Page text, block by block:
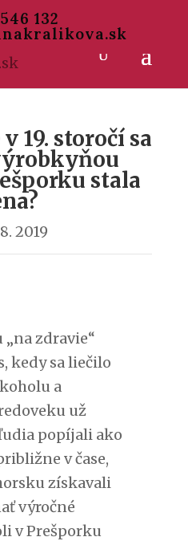
132
19. storočí sa
stala
2019
zdravie“
kedy sa liečilo
a
už
popíjali ako
v čase,
získavali
výročné
v Prešporku